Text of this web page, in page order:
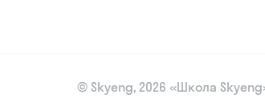
© Skyeng, 2026 «Школа